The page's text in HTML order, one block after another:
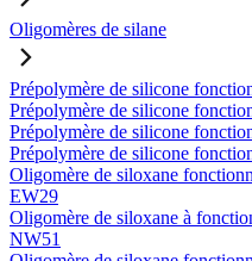
Oligomères de silane
Prépolymère de silicone
Prépolymère de silicone
Prépolymère de silicone
Prépolymère de silicone
Oligomère de siloxane
EW29
Oligomère de siloxane à
NW51